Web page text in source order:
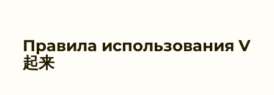
Правила использования V
起来